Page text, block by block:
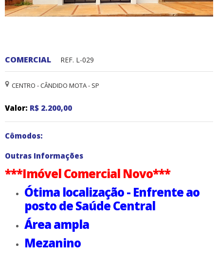
COMERCIAL REF. L-029
CENTRO - CÂNDIDO MOTA - SP
Valor: R$ 2.200,00
Cômodos:
Outras Informações
***Imóvel Comercial Novo***
Ótima localização - Enfrente ao
posto de Saúde Central
Área ampla
Mezanino